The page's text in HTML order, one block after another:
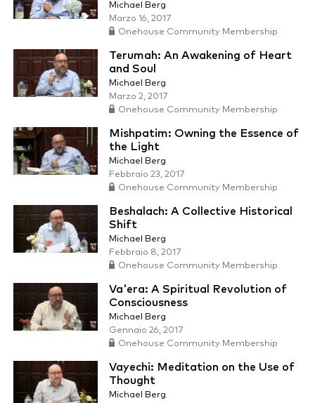
Michael Berg
Marzo 16, 2017
Onehouse Community Membership
Terumah: An Awakening of Heart
and Soul
Michael Berg
Marzo 2, 2017
Onehouse Community Membership
Mishpatim: Owning the Essence of
the Light
Michael Berg
Febbraio 23, 2017
Onehouse Community Membership
Beshalach: A Collective Historical
Shift
Michael Berg
Febbraio 8, 2017
Onehouse Community Membership
Va'era: A Spiritual Revolution of
Consciousness
Michael Berg
Gennaio 26, 2017
Onehouse Community Membership
Vayechi: Meditation on the Use of
Thought
Michael Berg